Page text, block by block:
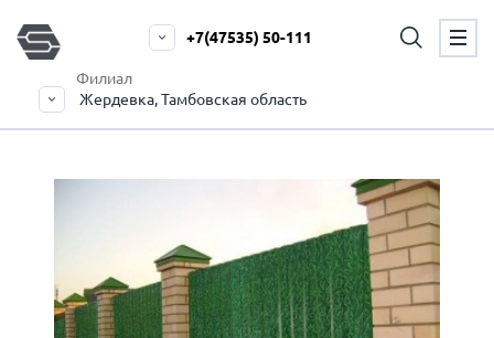
Филиал
Жердевка, Тамбовская область
+7(47535) 50-111